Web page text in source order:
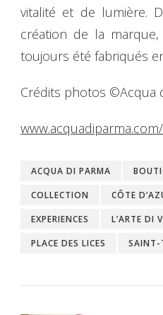
vitalité et de lumière.
création de la
toujours été fabriqués
Crédits photos ©Acqua
ACQUA DI PARMA
COLLECTION
CÔTE
EXPERIENCES
L’ARTE DI
PLACE DES LICES
SAINT-